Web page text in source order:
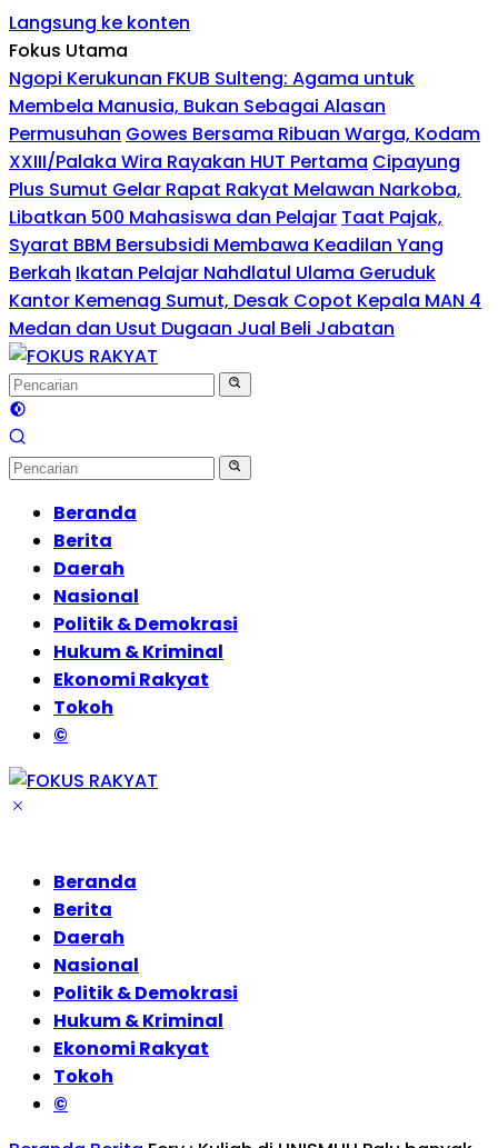
Langsung ke konten
Fokus Utama
Ngopi Kerukunan FKUB Sulteng: Agama untuk
Membela Manusia, Bukan Sebagai Alasan
Permusuhan Gowes Bersama Ribuan Warga, Kodam
XXIII/Palaka Wira Rayakan HUT Pertama Cipayung
Plus Sumut Gelar Rapat Rakyat Melawan Narkoba,
Libatkan 500 Mahasiswa dan Pelajar Taat Pajak,
Syarat BBM Bersubsidi Membawa Keadilan Yang
Berkah Ikatan Pelajar Nahdlatul Ulama Geruduk
Kantor Kemenag Sumut, Desak Copot Kepala MAN 4
Medan dan Usut Dugaan Jual Beli Jabatan
Beranda
Berita
Daerah
Nasional
Politik & Demokrasi
Hukum & Kriminal
Ekonomi Rakyat
Tokoh
©
Beranda
Berita
Daerah
Nasional
Politik & Demokrasi
Hukum & Kriminal
Ekonomi Rakyat
Tokoh
©